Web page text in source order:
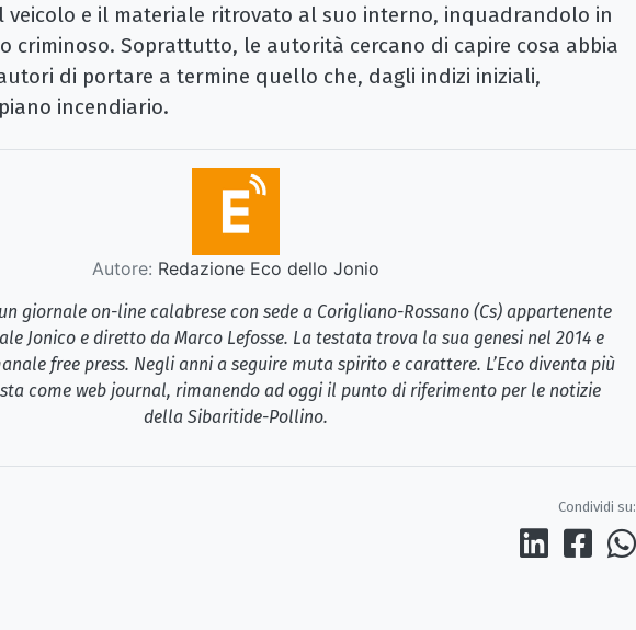
e il materiale ritrovato al suo interno, inquadrandolo in
criminoso. Soprattutto, le autorità cercano di capire cosa abbia
di portare a termine quello che, dagli indizi iniziali,
incendiario.
Autore: Redazione Eco dello Jonio
giornale on-line calabrese con sede a Corigliano-Rossano (Cs) appartenente
Jonico e diretto da Marco Lefosse. La testata trova la sua genesi nel 2014 e
free press. Negli anni a seguire muta spirito e carattere. L’Eco diventa più
come web journal, rimanendo ad oggi il punto di riferimento per le notizie
della Sibaritide-Pollino.
Condividi su: